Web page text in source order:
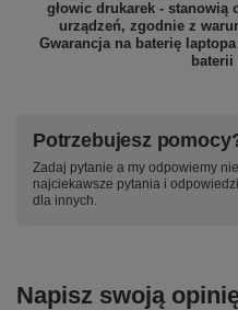
głowic drukarek - stanowią
urządzeń, zgodnie z
Gwarancja na baterię
baterii
Potrzebujesz
Zadaj pytanie a my odpowiemy
najciekawsze pytania i
dla innych.
Napisz swoją